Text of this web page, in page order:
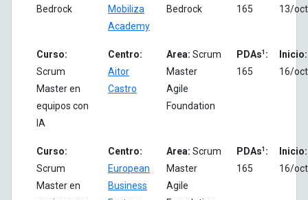
Bedrock
Mobiliza
Academy
Bedrock
165
13/oct
Curso:
Scrum
Master en
equipos con
IA
Centro:
Aitor
Castro
Area: Scrum
Master
Agile
Foundation
PDAs1 :
165
Inicio:
16/oct
Curso:
Scrum
Master en
Centro:
European
Business
Area: Scrum
Master
Agile
PDAs1 :
165
Inicio:
16/oct